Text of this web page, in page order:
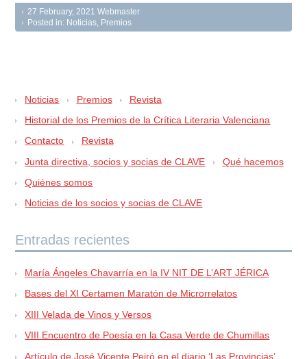
27 February, 2021
Webmaster
Posted in: Noticias Premios
Noticias Premios
Revista
Historial de los Premios de la Crítica Literaria Valenciana
Contacto
Revista
Junta directiva, socios y socias de CLAVE
Qué hacemos
Quiénes somos
Noticias de los socios y socias de CLAVE
Entradas recientes
María Ángeles Chavarría en la IV NIT DE L’ART JÉRICA
Bases del XI Certamen Maratón de Microrrelatos
XIII Velada de Vinos y Versos
VIII Encuentro de Poesía en la Casa Verde de Chumillas
Artículo de José Vicente Peiró en el diario ‘Las Provincias’